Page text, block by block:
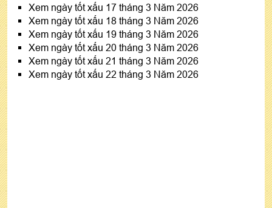
Xem ngày tốt xấu 17 tháng 3 Năm 2026
Xem ngày tốt xấu 18 tháng 3 Năm 2026
Xem ngày tốt xấu 19 tháng 3 Năm 2026
Xem ngày tốt xấu 20 tháng 3 Năm 2026
Xem ngày tốt xấu 21 tháng 3 Năm 2026
Xem ngày tốt xấu 22 tháng 3 Năm 2026